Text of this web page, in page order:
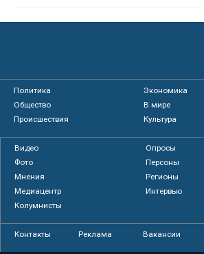
Политика
Экономика
Общество
В мире
Происшествия
Культура
Видео
Опросы
Фото
Персоны
Мнения
Регионы
Медиацентр
Интервью
Колумнисты
Контакты Реклама Вакансии